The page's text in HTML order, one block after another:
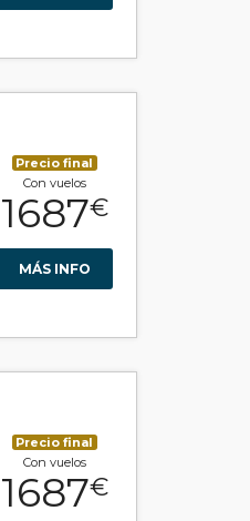
Precio final
Con vuelos
1687€
MÁS INFO
Precio final
Con vuelos
1687€